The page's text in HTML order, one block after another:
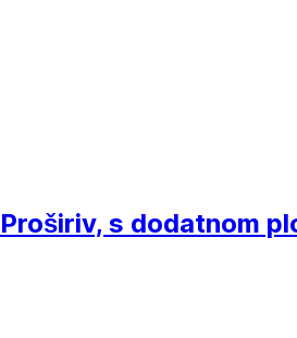
Proširiv, s dodatnom